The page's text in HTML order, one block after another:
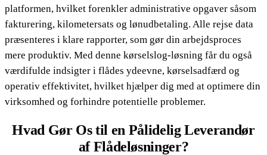
platformen, hvilket forenkler administrative opgaver såsom
fakturering, kilometersats og lønudbetaling. Alle rejse data
præsenteres i klare rapporter, som gør din arbejdsproces
mere produktiv. Med denne kørselslog-løsning får du også
værdifulde indsigter i flådes ydeevne, kørselsadfærd og
operativ effektivitet, hvilket hjælper dig med at optimere din
virksomhed og forhindre potentielle problemer.
Hvad Gør Os til en Pålidelig Leverandør
af Flådeløsninger?